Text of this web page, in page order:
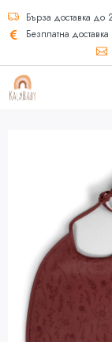
Бърза доставка до
Безплатна